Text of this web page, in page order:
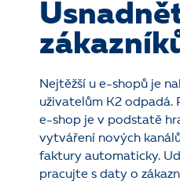
Nejtěžší u e-shopů je
uživatelům K2
e-shop je v podstatě
vytváření nových
faktury automaticky.
pracujte s daty o